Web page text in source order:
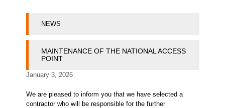
NEWS
MAINTENANCE OF THE NATIONAL ACCESS
POINT
January 3, 2026
We are pleased to inform you that we have selected a
contractor who will be responsible for the further